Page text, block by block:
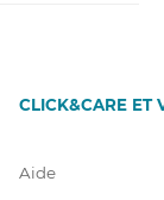
CLICK&CARE ET
Aide